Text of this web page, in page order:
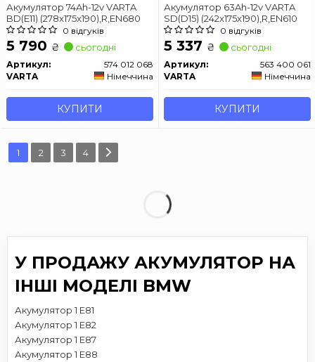
Акумулятор 74Ah-12v VARTA
BD(E11) (278x175x190),R,EN680
0 відгуків
5 790 ₴ сьогодні
Артикул:
574 012 068
VARTA
Німеччина
КУПИТИ
Акумулятор 63Ah-12v VARTA
SD(D15) (242x175x190),R,EN610
0 відгуків
5 337 ₴ сьогодні
Артикул:
563 400 061
VARTA
Німеччина
КУПИТИ
1 2 3 4
У ПРОДАЖУ АКУМУЛЯТОР НА
ІНШІ МОДЕЛІ BMW
Акумулятор 1 E81
Акумулятор 1 E82
Акумулятор 1 E87
Акумулятор 1 E88